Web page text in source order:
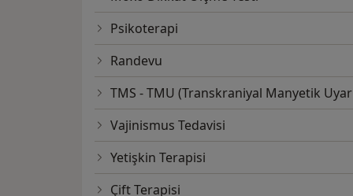
Psikoterapi
Randevu
TMS - TMU (Transkraniyal Manyetik
Vajinismus Tedavisi
Yetişkin Terapisi
Çift Terapisi